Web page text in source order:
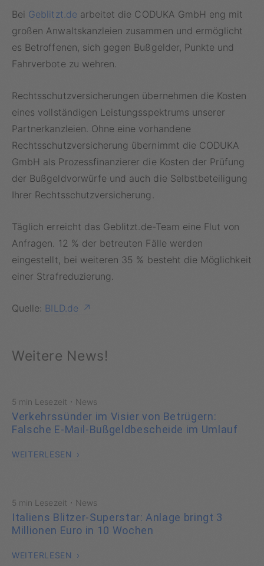
Bei Geblitzt.de arbeitet die CODUKA GmbH eng mit
großen Anwaltskanzleien zusammen und ermöglicht
es Betroffenen, sich gegen Bußgelder, Punkte und
Fahrverbote zu wehren.
Rechtsschutzversicherungen übernehmen die Kosten
eines vollständigen Leistungsspektrums unserer
Partnerkanzleien. Ohne eine vorhandene
Rechtsschutzversicherung übernimmt die CODUKA
GmbH als Prozessfinanzierer die Kosten der Prüfung
der Bußgeldvorwürfe und auch die Selbstbeteiligung
Ihrer Rechtsschutzversicherung.
Täglich erreicht das Geblitzt.de-Team eine Flut von
Anfragen. 12 % der betreuten Fälle werden
eingestellt, bei weiteren 35 % besteht die Möglichkeit
einer Strafreduzierung.
Quelle: BILD.de
Weitere News!
5 min Lesezeit · News
Verkehrssünder im Visier von Betrügern:
Falsche E-Mail-Bußgeldbescheide im Umlauf
WEITERLESEN
5 min Lesezeit · News
Italiens Blitzer-Superstar: Anlage bringt 3
Millionen Euro in 10 Wochen
WEITERLESEN